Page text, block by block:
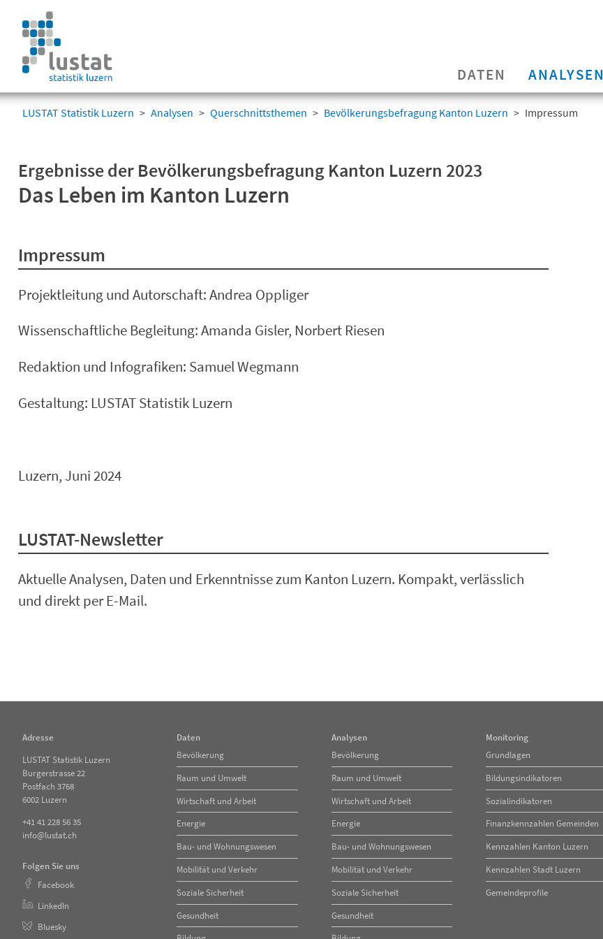
DATEN ANALYSEN
LUSTAT Statistik Luzern Analysen Querschnittsthemen Bevölkerungsbefragung Kanton Luzern Impressum
Ergebnisse der Bevölkerungsbefragung Kanton Luzern 2023
Das Leben im Kanton Luzern
Impressum
Projektleitung und Autorschaft: Andrea Oppliger
Wissenschaftliche Begleitung: Amanda Gisler, Norbert Riesen
Redaktion und Infografiken: Samuel Wegmann
Gestaltung: LUSTAT Statistik Luzern
Luzern, Juni 2024
LUSTAT-Newsletter
Aktuelle Analysen, Daten und Erkenntnisse zum Kanton Luzern. Kompakt, verlässlich
und direkt per E-Mail.
Adresse
LUSTAT Statistik Luzern
Burgerstrasse 22
Postfach 3768
6002 Luzern
+41 41 228 56 35
info@lustat.ch
Folgen Sie uns
Facebook
LinkedIn
Bluesky
Daten
Navigation
überspringen
Bevölkerung
Raum und Umwelt
Wirtschaft und Arbeit
Energie
Bau- und Wohnungswesen
Mobilität und Verkehr
Soziale Sicherheit
Gesundheit
Analysen
Navigation
überspringen
Bevölkerung
Raum und Umwelt
Wirtschaft und Arbeit
Energie
Bau- und Wohnungswesen
Mobilität und Verkehr
Soziale Sicherheit
Gesundheit
Monitoring
Navigation
überspringen
Grundlagen
Bildungsindikatoren
Sozialindikatoren
Finanzkennzahlen Gemeinden
Kennzahlen Kanton Luzern
Kennzahlen Stadt Luzern
Gemeindeprofile